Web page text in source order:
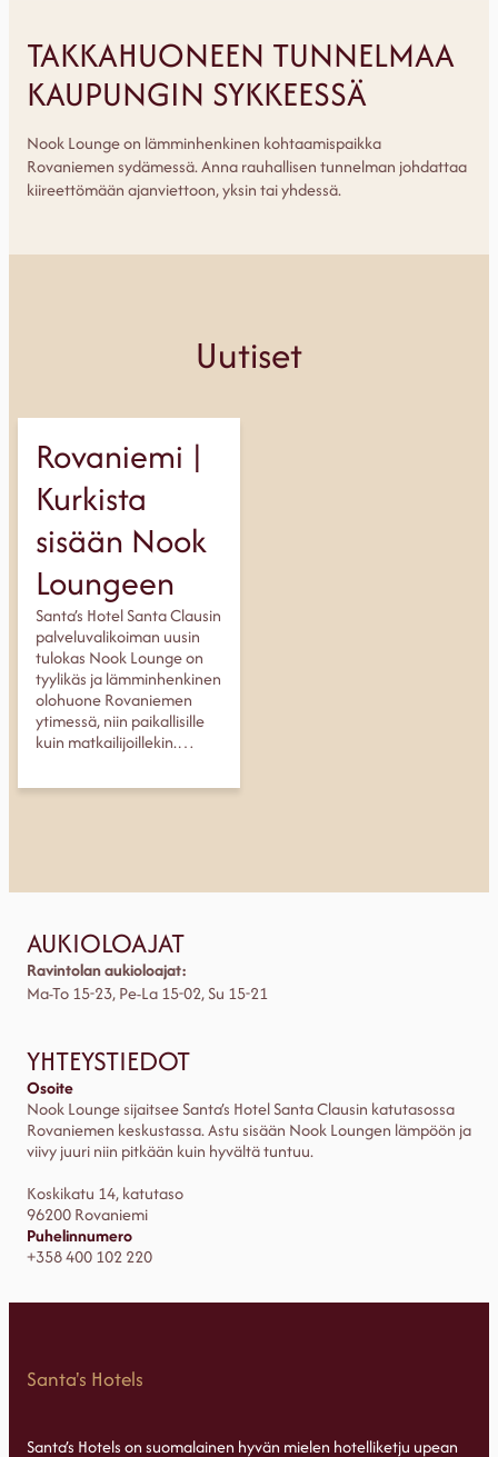
TAKKAHUONEEN TUNNELMAA
KAUPUNGIN SYKKEESSÄ
Nook Lounge on lämminhenkinen kohtaamispaikka
Rovaniemen sydämessä. Anna rauhallisen tunnelman johdattaa
kiireettömään ajanviettoon, yksin tai yhdessä.
Uutiset
Rovaniemi |
Kurkista
sisään Nook
Loungeen
Santa’s Hotel Santa Clausin
palveluvalikoiman uusin
tulokas Nook Lounge on
tyylikäs ja lämminhenkinen
olohuone Rovaniemen
ytimessä, niin paikallisille
kuin matkailijoillekin.…
AUKIOLOAJAT
Ravintolan aukioloajat:
Ma-To 15-23, Pe-La 15-02, Su 15-21
YHTEYSTIEDOT
Osoite
Nook Lounge sijaitsee Santa’s Hotel Santa Clausin katutasossa
Rovaniemen keskustassa. Astu sisään Nook Loungen lämpöön ja
viivy juuri niin pitkään kuin hyvältä tuntuu.
Koskikatu 14, katutaso
96200 Rovaniemi
Puhelinnumero
+358 400 102 220
Santa's Hotels
Santa’s Hotels on suomalainen hyvän mielen hotelliketju upean